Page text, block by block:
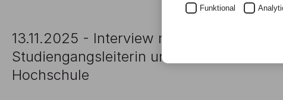
13.11.2025 - Interview mit Prof. Dr.
Studiengangsleiterin und Prorektorin der
Hochschule
Funktional